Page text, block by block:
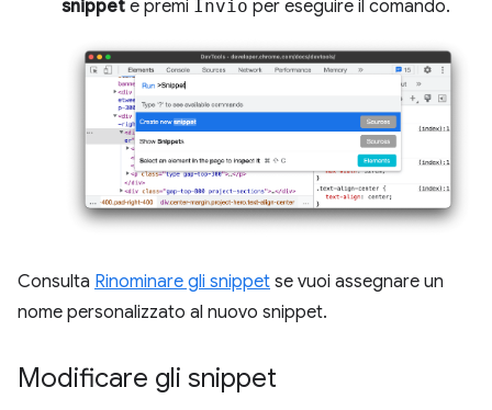
snippet e premi Invio per eseguire il comando.
Consulta Rinominare gli snippet se vuoi assegnare un
nome personalizzato al nuovo snippet.
Modificare gli snippet